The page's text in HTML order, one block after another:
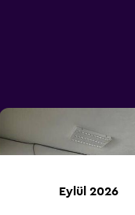
Eylül 2026